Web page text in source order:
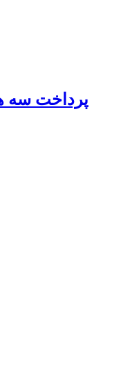
پرداخت سه هزار و ۴۸۰ میلیارد تومان تسهیلات مقاوم